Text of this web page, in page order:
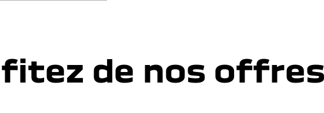
de nos